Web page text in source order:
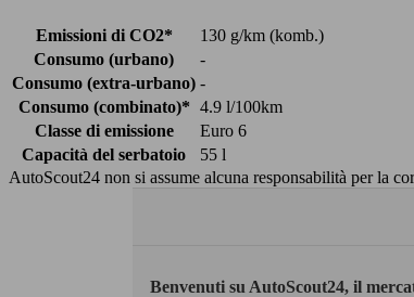
Emissioni di CO2*
130 g/km (komb.)
Consumo (urbano)
-
Consumo (extra-urbano) -
Consumo (combinato)* 4.9 l/100km
Classe di emissione
Euro 6
Capacità del serbatoio
55 l
AutoScout24 non si assume alcuna responsabilità per la
Benvenuti su AutoScout24, il